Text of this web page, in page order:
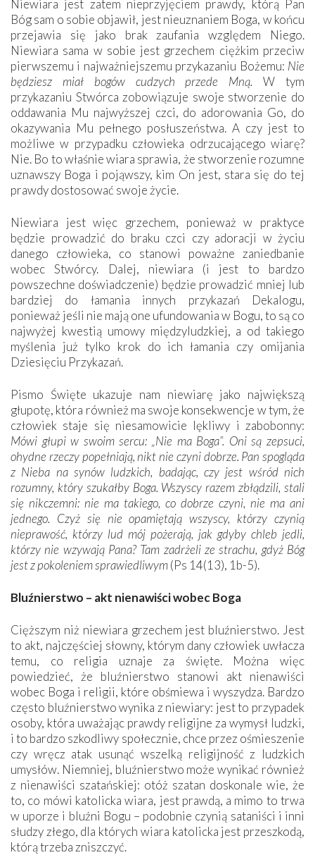
Niewiara jest zatem nieprzyjęciem prawdy, którą Pan
Bóg sam o sobie objawił, jest nieuznaniem Boga, w końcu
przejawia się jako brak zaufania względem Niego.
Niewiara sama w sobie jest grzechem ciężkim przeciw
pierwszemu i najważniejszemu przykazaniu Bożemu: Nie
będziesz miał bogów cudzych przede Mną. W tym
przykazaniu Stwórca zobowiązuje swoje stworzenie do
oddawania Mu najwyższej czci, do adorowania Go, do
okazywania Mu pełnego posłuszeństwa. A czy jest to
możliwe w przypadku człowieka odrzucającego wiarę?
Nie. Bo to właśnie wiara sprawia, że stworzenie rozumne
uznawszy Boga i pojąwszy, kim On jest, stara się do tej
prawdy dostosować swoje życie.
Niewiara jest więc grzechem, ponieważ w praktyce
będzie prowadzić do braku czci czy adoracji w życiu
danego człowieka, co stanowi poważne zaniedbanie
wobec Stwórcy. Dalej, niewiara (i jest to bardzo
powszechne doświadczenie) będzie prowadzić mniej lub
bardziej do łamania innych przykazań Dekalogu,
ponieważ jeśli nie mają one ufundowania w Bogu, to są co
najwyżej kwestią umowy międzyludzkiej, a od takiego
myślenia już tylko krok do ich łamania czy omijania
Dziesięciu Przykazań.
Pismo Święte ukazuje nam niewiarę jako największą
głupotę, która również ma swoje konsekwencje w tym, że
człowiek staje się niesamowicie lękliwy i zabobonny:
Mówi głupi w swoim sercu: „Nie ma Boga”. Oni są zepsuci,
ohydne rzeczy popełniają, nikt nie czyni dobrze. Pan spogląda
z Nieba na synów ludzkich, badając, czy jest wśród nich
rozumny, który szukałby Boga. Wszyscy razem zbłądzili, stali
się nikczemni: nie ma takiego, co dobrze czyni, nie ma ani
jednego. Czyż się nie opamiętają wszyscy, którzy czynią
nieprawość, którzy lud mój pożerają, jak gdyby chleb jedli,
którzy nie wzywają Pana? Tam zadrżeli ze strachu, gdyż Bóg
jest z pokoleniem sprawiedliwym(Ps 14(13), 1b-5).
Bluźnierstwo – akt nienawiści wobec Boga
Cięższym niż niewiara grzechem jest bluźnierstwo. Jest
to akt, najczęściej słowny, którym dany człowiek uwłacza
temu, co religia uznaje za święte. Można więc
powiedzieć, że bluźnierstwo stanowi akt nienawiści
wobec Boga i religii, które obśmiewa i wyszydza. Bardzo
często bluźnierstwo wynika z niewiary: jest to przypadek
osoby, która uważając prawdy religijne za wymysł ludzki,
i to bardzo szkodliwy społecznie, chce przez ośmieszenie
czy wręcz atak usunąć wszelką religijność z ludzkich
umysłów. Niemniej, bluźnierstwo może wynikać również
z nienawiści szatańskiej: otóż szatan doskonale wie, że
to, co mówi katolicka wiara, jest prawdą, a mimo to trwa
w uporze i bluźni Bogu – podobnie czynią sataniści i inni
słudzy złego, dla których wiara katolicka jest przeszkodą,
którą trzeba zniszczyć.